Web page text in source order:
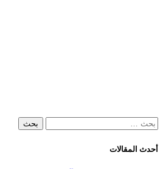
البحث
أحدث المقالات